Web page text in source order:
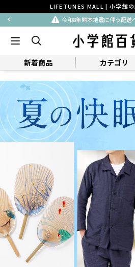
LIFETUNES MALL | 小学館
令和8年熊本地震に伴う配送
新着商品 カテゴリ